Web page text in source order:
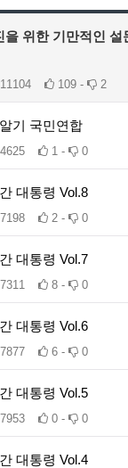
을 위한 기만적인
11104 109 - 2
기 국민연합
4625 1 - 0
대통령 Vol.8
7198 2 - 0
대통령 Vol.7
7311 8 - 0
대통령 Vol.6
7877 6 - 0
대통령 Vol.5
7953 0 - 0
대통령 Vol.4